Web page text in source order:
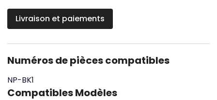
Livraison et paiements
Numéros de pièces compatibles
NP-BK1
Compatibles Modèles